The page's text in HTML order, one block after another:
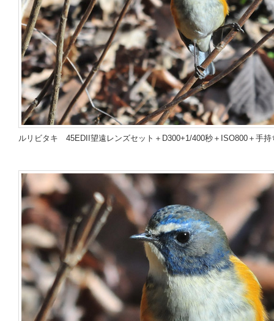
ルリビタキ 45EDII望遠レンズセット＋D300+1/400秒＋ISO800＋手持